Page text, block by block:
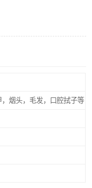
烟头，毛发，口腔拭子等